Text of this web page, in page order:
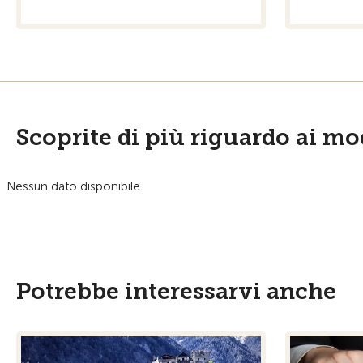
Scoprite di più riguardo ai
Nessun dato disponibile
Potrebbe interessarvi anche